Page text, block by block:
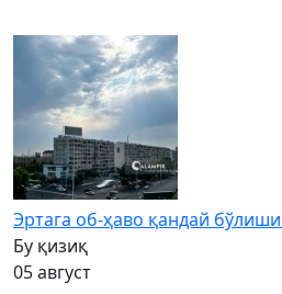
Эртага об-ҳаво қандай
Бу қизиқ
05 август